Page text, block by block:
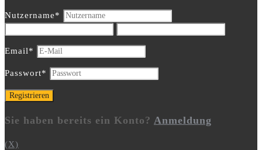
Nutzername*
Email*
Passwort*
Sie haben bereits ein Konto? Anmeldung
(X)